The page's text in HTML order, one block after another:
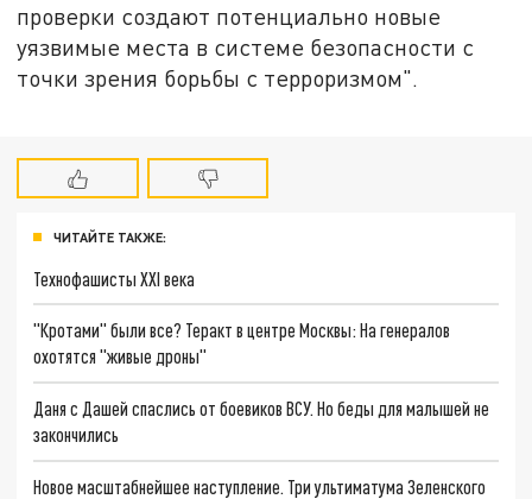
проверки создают потенциально новые
уязвимые места в системе безопасности с
точки зрения борьбы с терроризмом".
ЧИТАЙТЕ ТАКЖЕ:
Технофашисты XXI века
"Кротами" были все? Теракт в центре Москвы: На генералов
охотятся "живые дроны"
Даня с Дашей спаслись от боевиков ВСУ. Но беды для малышей не
закончились
Новое масштабнейшее наступление. Три ультиматума Зеленского